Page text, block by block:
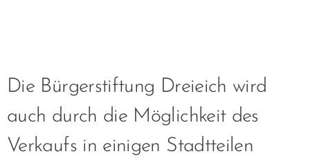
Die Bürgerstiftung Dreieich wird
auch durch die Möglichkeit des
Verkaufs in einigen Stadtteilen